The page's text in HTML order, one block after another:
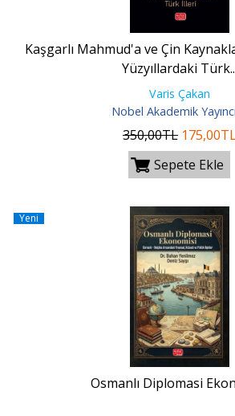
Kaşgarlı Mahmud'a ve Çin
Yüzyıllardaki
Varis Çakan
Nobel Akademik
350,00TL 175,00
Sepete Ekle
Yeni
Osmanlı Diplomasi